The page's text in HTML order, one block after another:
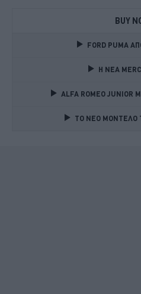
BUY
FORD PUMA
Η ΝΕΑ
ALFA ROMEO JUNIOR
TO NEO MONTΕΛΟ